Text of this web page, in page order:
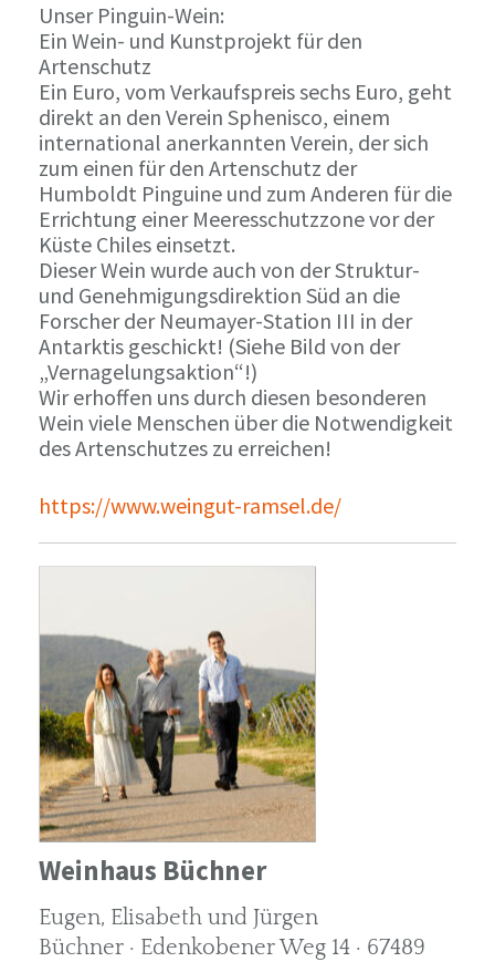
Unser Pinguin-Wein:
Ein Wein- und Kunstprojekt für den
Artenschutz
Ein Euro, vom Verkaufspreis sechs Euro, geht
direkt an den Verein Sphenisco, einem
international anerkannten Verein, der sich
zum einen für den Artenschutz der
Humboldt Pinguine und zum Anderen für die
Errichtung einer Meeresschutzzone vor der
Küste Chiles einsetzt.
Dieser Wein wurde auch von der Struktur-
und Genehmigungsdirektion Süd an die
Forscher der Neumayer-Station III in der
Antarktis geschickt! (Siehe Bild von der
„Vernagelungsaktion“!)
Wir erhoffen uns durch diesen besonderen
Wein viele Menschen über die Notwendigkeit
des Artenschutzes zu erreichen!
https://www.weingut-ramsel.de/
Weinhaus Büchner
Eugen, Elisabeth und Jürgen
Büchner · Edenkobener Weg 14 · 67489